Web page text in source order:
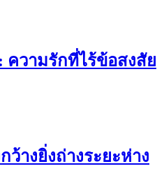
ความรักที่ไร้ข้อสงสัย
ว้างยิ่งถ่างระยะห่าง